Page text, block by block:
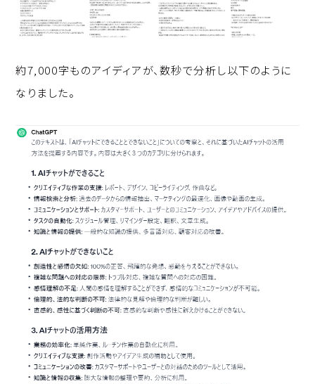
約7,000字ものアイディアが、数秒で分析し以下のように
なりました。